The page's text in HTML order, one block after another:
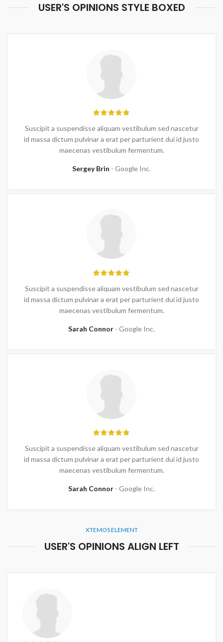
USER'S OPINIONS STYLE BOXED
Suscipit a suspendisse aliquam vestibulum sed nascetur
id massa dictum pulvinar a erat per parturient dui id justo
maecenas vestibulum fermentum.
Sergey Brin Google Inc.
Suscipit a suspendisse aliquam vestibulum sed nascetur
id massa dictum pulvinar a erat per parturient dui id justo
maecenas vestibulum fermentum.
Sarah Connor Google Inc.
Suscipit a suspendisse aliquam vestibulum sed nascetur
id massa dictum pulvinar a erat per parturient dui id justo
maecenas vestibulum fermentum.
Sarah Connor Google Inc.
XTEMOS ELEMENT
USER'S OPINIONS ALIGN LEFT